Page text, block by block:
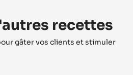
recettes
gâter vos clients et stimuler